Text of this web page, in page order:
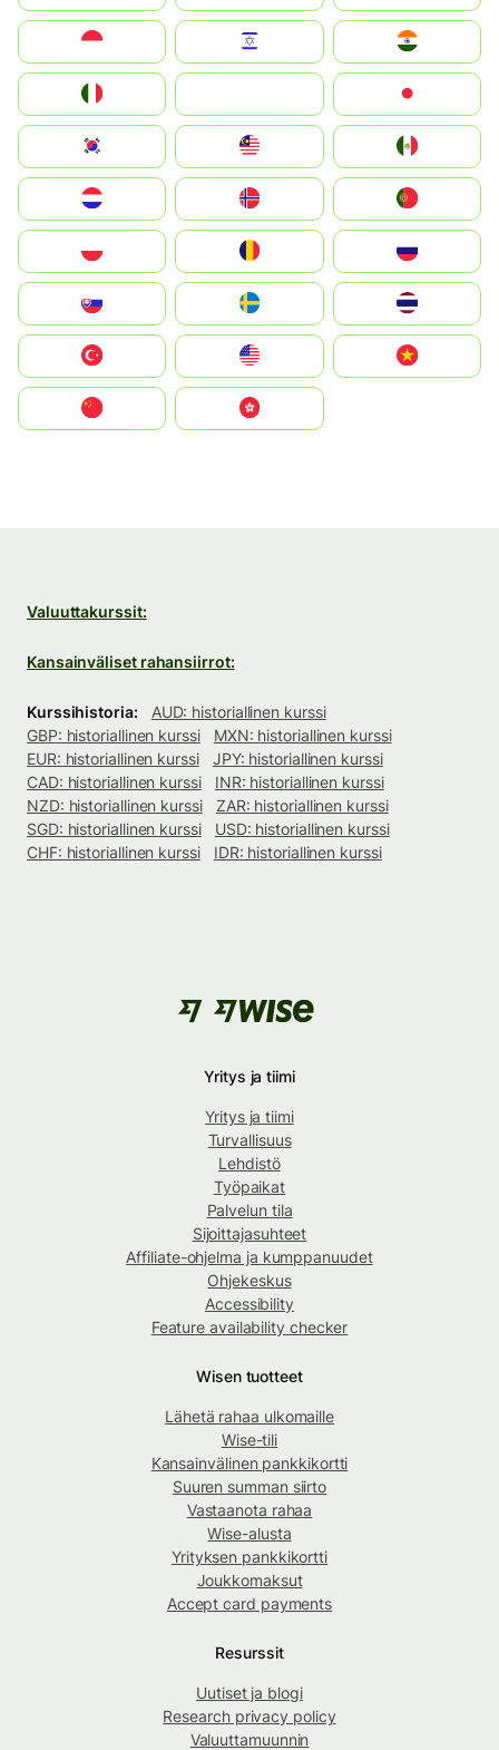
South Korea
United States
中國香港特別行政區
Valuuttakurssit:
Kansainväliset rahansiirrot:
Kurssihistoria:
AUD: historiallinen kurssi
GBP: historiallinen kurssi
MXN: historiallinen kurssi
EUR: historiallinen kurssi
JPY: historiallinen kurssi
CAD: historiallinen kurssi
INR: historiallinen kurssi
NZD: historiallinen kurssi
ZAR: historiallinen kurssi
SGD: historiallinen kurssi
USD: historiallinen kurssi
CHF: historiallinen kurssi
IDR: historiallinen kurssi
Yritys ja tiimi
Yritys ja tiimi
Turvallisuus
Lehdistö
Työpaikat
Palvelun tila
Sijoittajasuhteet
Affiliate-ohjelma ja kumppanuudet
Ohjekeskus
Accessibility
Feature availability checker
Wisen tuotteet
Lähetä rahaa ulkomaille
Wise-tili
Kansainvälinen pankkikortti
Suuren summan siirto
Vastaanota rahaa
Wise-alusta
Yrityksen pankkikortti
Joukkomaksut
Accept card payments
Resurssit
Uutiset ja blogi
Research privacy policy
Valuuttamuunnin